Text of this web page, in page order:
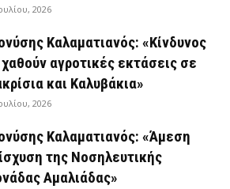
2026
Καλαματιανός: «Κίνδυνος
αγροτικές εκτάσεις σε
και Καλυβάκια»
2026
Καλαματιανός: «Άμεση
της Νοσηλευτικής
Αμαλιάδας»